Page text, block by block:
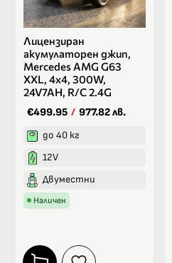
Лицензиран
акумулаторен джип,
Mercedes AMG G63
XXL, 4х4, 300W,
24V7AH, R/C 2.4G
€499.95 / 977.82 лв.
до 40 кг
12V
Двуместни
Наличен